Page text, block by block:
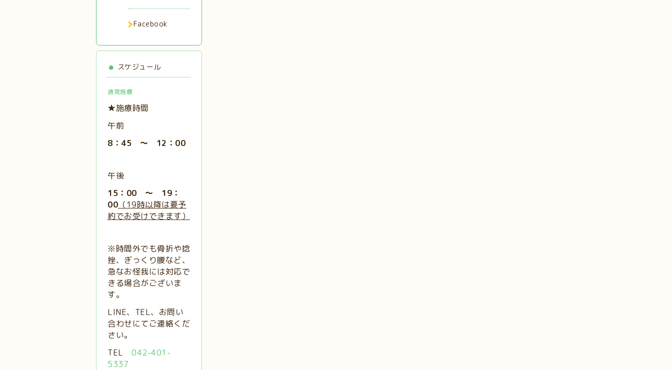
Facebook
スケジュール
通常施療
★施療時間
午前
8：45 ～ 12：00
午後
15：00 ～ 19：
00 （19時以降は要予
約でお受けできます）
※時間外でも骨折や捻
挫、ぎっくり腰など、
急なお怪我には対応で
きる場合がございま
す。
LINE、TEL、お問い
合わせにてご連絡くだ
さい。
TEL 042-401-
5337